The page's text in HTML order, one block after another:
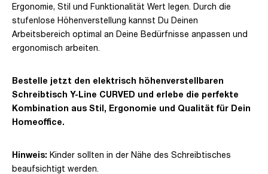
Ergonomie, Stil und Funktionalität Wert legen. Durch die
stufenlose Höhenverstellung kannst Du Deinen
Arbeitsbereich optimal an Deine Bedürfnisse anpassen und
ergonomisch arbeiten.
Bestelle jetzt den elektrisch höhenverstellbaren
Schreibtisch Y-Line CURVED und erlebe die perfekte
Kombination aus Stil, Ergonomie und Qualität für Dein
Homeoffice.
Hinweis: Kinder sollten in der Nähe des Schreibtisches
beaufsichtigt werden.